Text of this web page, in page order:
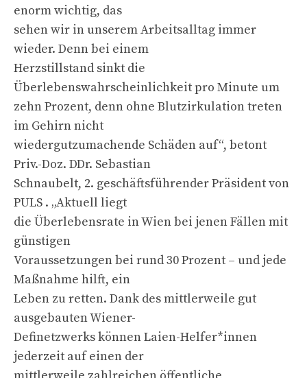
enorm wichtig, das
sehen wir in unserem Arbeitsalltag immer
wieder. Denn bei einem
Herzstillstand sinkt die
Überlebenswahrscheinlichkeit pro Minute um
zehn Prozent, denn ohne Blutzirkulation treten
im Gehirn nicht
wiedergutzumachende Schäden auf“, betont
Priv.-Doz. DDr. Sebastian
Schnaubelt, 2. geschäftsführender Präsident von
PULS . „Aktuell liegt
die Überlebensrate in Wien bei jenen Fällen mit
günstigen
Voraussetzungen bei rund 30 Prozent – und jede
Maßnahme hilft, ein
Leben zu retten. Dank des mittlerweile gut
ausgebauten Wiener-
Definetzwerks können Laien-Helfer*innen
jederzeit auf einen der